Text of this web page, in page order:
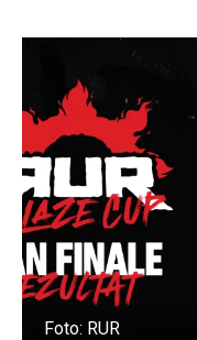
Foto: RUR